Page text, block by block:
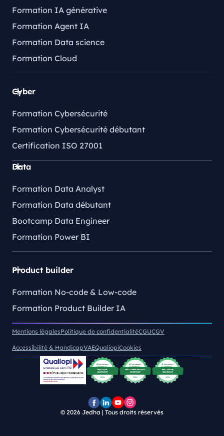
Formation IA générative
Formation Agent IA
Formation Data science
Formation Cloud
Cyber
Formation Cybersécurité
Formation Cybersécurité débutant
Certification ISO 27001
Data
Formation Data Analyst
Formation Data débutant
Bootcamp Data Engineer
Formation Power BI
Product builder
Formation No-code & Low-code
Formation Product Builder IA
Mentions légalesPolitique de confidentialitéCGUCGV
Accessibilité & HandicapVAEQualiopiCookies
PagePageChaîne
Pofil
© 2026 Jedha | Tous droits réservés